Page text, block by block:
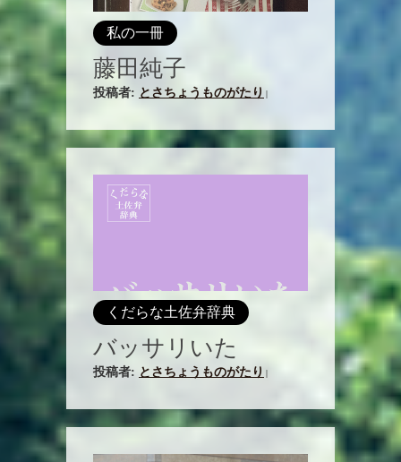
私の一冊
藤田純子
投稿者: とさちょうものがたり
くだらな土佐弁辞典
バッサリいた
投稿者: とさちょうものがたり